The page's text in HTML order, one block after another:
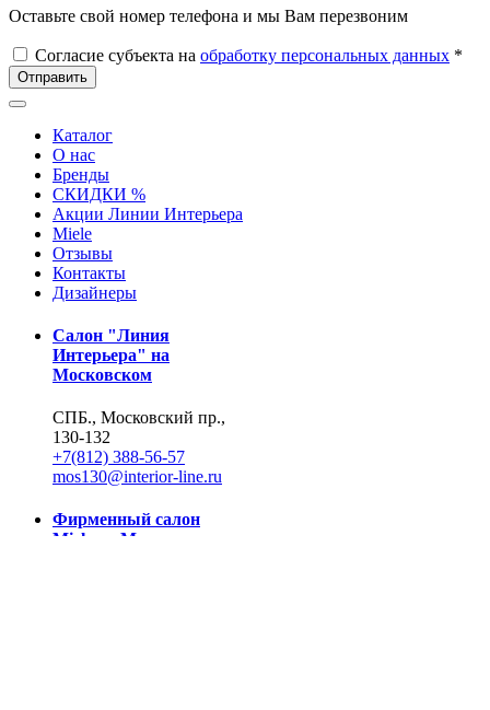
Оставьте свой номер телефона и мы Вам перезвоним
Согласие субъекта на обработку персональных данных *
Отправить
Каталог
О нас
Бренды
СКИДКИ %
Акции Линии Интерьера
Miele
Отзывы
Контакты
Дизайнеры
Салон "Линия
Интерьера" на
Московском
СПБ., Московский пр.,
130-132
+7(812) 388-56-57
mos130@interior-line.ru
Фирменный салон
Miele на Московском